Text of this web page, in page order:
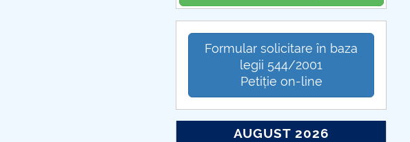
Formular solicitare în baza
legii 544/2001
Petiție on-line
AUGUST 2026